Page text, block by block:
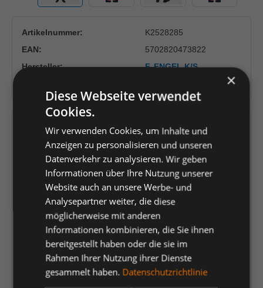
Hersteller: F. ENGEL K/S
Artikelnummer:
K2528285
EAN:
5702820473822
Versandfertig in 4 Tagen, Lieferzeit 1-3 Tage
Farbeauswählen
Gelb/Blue Ink Gelb/Grün Gelb/Schwarz Hi-vis Orange
Orange/Anthrazit Grau Orange/Blue ink
Rot/Schwarz
Größeauswählen
23 24 25 26 27
×
Diese Webseite verwendet
Cookies.
Wir verwenden Cookies, um Inhalte und
Anzeigen zu personalisieren und unseren
Datenverkehr zu analysieren. Wir geben
Informationen über Ihre Nutzung unserer
Website auch an unsere Werbe- und
Analysepartner weiter, die diese
möglicherweise mit anderen
Informationen kombinieren, die Sie ihnen
bereitgestellt haben oder die sie im
Rahmen Ihrer Nutzung ihrer Dienste
gesammelt haben. Datenschutzrichtlinie